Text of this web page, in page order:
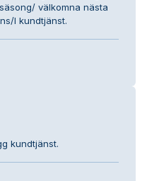
välkomna nästa
l kundtjänst.
kundtjänst.